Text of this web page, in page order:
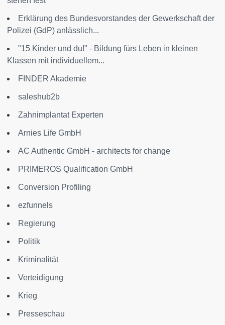
Erklärung des Bundesvorstandes der Gewerkschaft der
Polizei (GdP) anlässlich...
"15 Kinder und du!" - Bildung fürs Leben in kleinen
Klassen mit individuellem...
FINDER Akademie
saleshub2b
Zahnimplantat Experten
Arnies Life GmbH
AC Authentic GmbH - architects for change
PRIMEROS Qualification GmbH
Conversion Profiling
ezfunnels
Regierung
Politik
Kriminalität
Verteidigung
Krieg
Presseschau